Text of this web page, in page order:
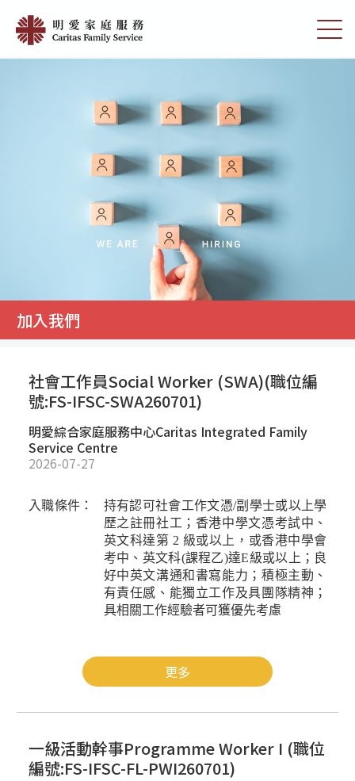
main
切
換
加
們
|
明
愛
家
庭
服
務
加入我們
社會工作員Social Worker (SWA)(職位編
號:FS-IFSC-SWA260701)
明愛綜合家庭服務中心Caritas Integrated Family
Service Centre
2026-07-27
入職條件： 持有認可社會工作文憑/副學士或以上學
歷之註冊社工；香港中學文憑考試中、
英文科達第 2 級或以上，或香港中學會
考中、英文科(課程乙)達E級或以上；良
好中英文溝通和書寫能力；積極主動、
有責任感、能獨立工作及具團隊精神；
具相關工作經驗者可獲優先考慮
更多
一級活動幹事Programme Worker I (職位
編號:FS-IFSC-FL-PWI260701)